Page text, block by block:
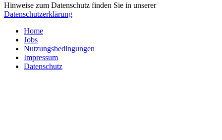
Hinweise zum Datenschutz finden Sie in unserer
Datenschutzerklärung
Home
Jobs
Nutzungsbedingungen
Impressum
Datenschutz